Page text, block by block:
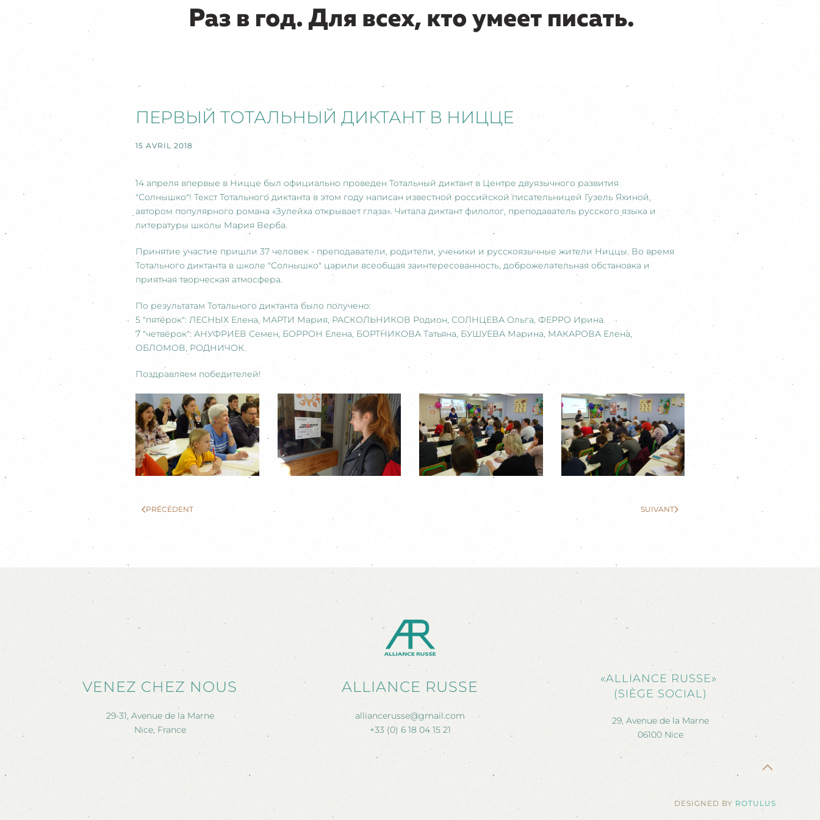
ПЕРВЫЙ ТОТАЛЬНЫЙ ДИКТАНТ В НИЦЦЕ
15 AVRIL 2018
14 апреля впервые в Ницце был официально проведен Тотальный диктант в Центре двуязычного развития
"Солнышко"! Текст Тотального диктанта в этом году написан известной российской писательницей Гузель Яхиной,
автором популярного романа «Зулейха открывает глаза». Читала диктант филолог, преподаватель русского языка и
литературы школы Мария Верба.
Принятие участие пришли 37 человек - преподаватели, родители, ученики и русскоязычные жители Ниццы. Во время
Тотального диктанта в школе "Солнышко" царили всеобщая заинтересованность, доброжелательная обстановка и
приятная творческая атмосфера.
По результатам Тотального диктанта было получено:
5 "пятёрок": ЛЕСНЫХ Елена, МАРТИ Мария, РАСКОЛЬНИКОВ Родион, СОЛНЦЕВА Ольга, ФЕРРО Ирина.
7 "четвёрок": АНУФРИЕВ Семен, БОРРОН Елена, БОРТНИКОВА Татьяна, БУШУЕВА Марина, МАКАРОВА Елена,
ОБЛОМОВ, РОДНИЧОК.
Поздравляем победителей!
PRÉCÉDENT SUIVANT
VENEZ CHEZ NOUS
29-31, Avenue de la Marne
Nice, France
ALLIANCE RUSSE
alliancerusse@gmail.com
+33 (0) 6 18 04 15 21
«ALLIANCE RUSSE»
(SIÈGE SOCIAL)
29, Avenue de la Marne
06100 Nice
DESIGNED BY ROTULUS